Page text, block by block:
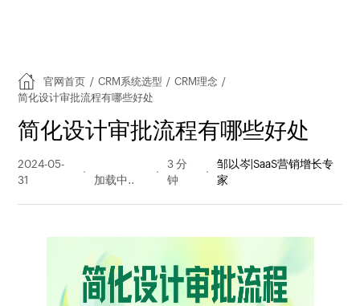
官网首页 / CRM系统选型 / CRM理念 /
简化设计审批流程有哪些好处
简化设计审批流程有哪些好处
2024-05-
31
量
3 分
钟
邹以岑|SaaS营销增长专
家